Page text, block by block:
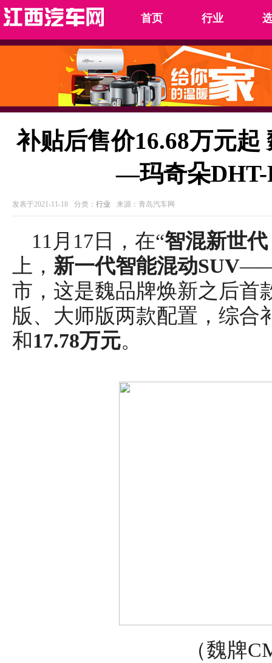
首页 行业
补贴后售价16.68万元
—玛奇朵DHT-
发表于2021-11-18 分类： 行业 来源：青岛汽车网
11月17日，在“智混新世代
上， 新一代智能混动SUV
市，这是魏品牌焕新之后首
版、大师版两款配置，综合
和17.78万元。
（魏牌